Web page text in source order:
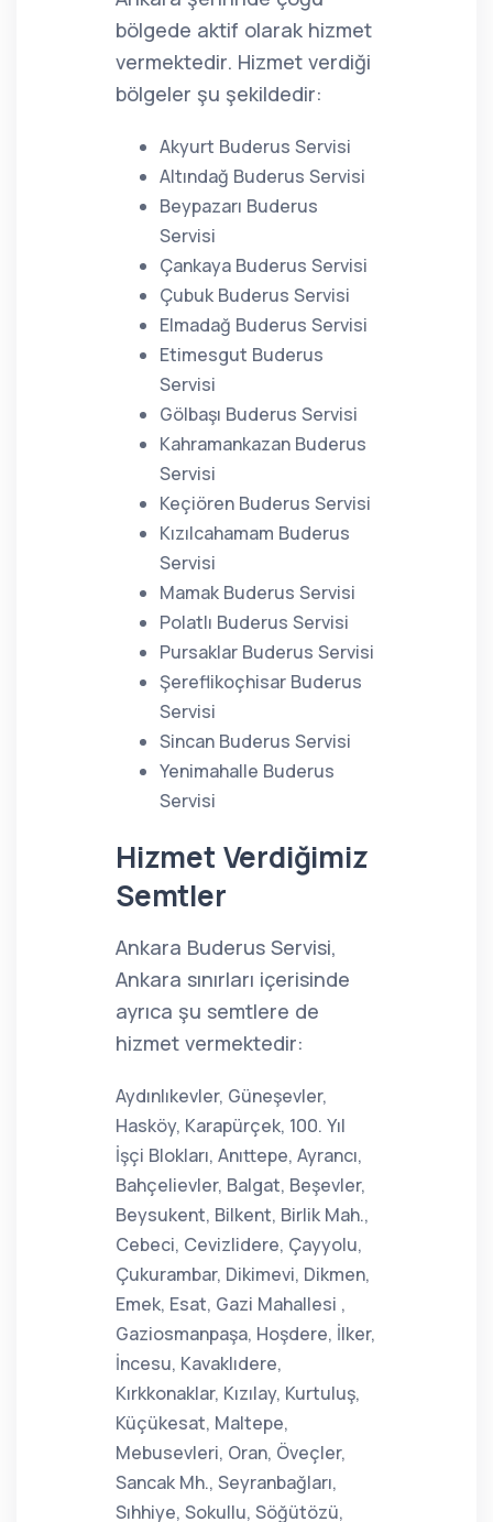
bölgede aktif olarak hizmet
vermektedir. Hizmet verdiği
bölgeler şu şekildedir:
Akyurt Buderus Servisi
Altındağ Buderus Servisi
Beypazarı Buderus
Servisi
Çankaya Buderus Servisi
Çubuk Buderus Servisi
Elmadağ Buderus Servisi
Etimesgut Buderus
Servisi
Gölbaşı Buderus Servisi
Kahramankazan Buderus
Servisi
Keçiören Buderus Servisi
Kızılcahamam Buderus
Servisi
Mamak Buderus Servisi
Polatlı Buderus Servisi
Pursaklar Buderus Servisi
Şereflikoçhisar Buderus
Servisi
Sincan Buderus Servisi
Yenimahalle Buderus
Servisi
Hizmet Verdiğimiz
Semtler
Ankara Buderus Servisi,
Ankara sınırları içerisinde
ayrıca şu semtlere de
hizmet vermektedir:
Aydınlıkevler, Güneşevler,
Hasköy, Karapürçek, 100. Yıl
İşçi Blokları, Anıttepe, Ayrancı,
Bahçelievler, Balgat, Beşevler,
Beysukent, Bilkent, Birlik Mah.,
Cebeci, Cevizlidere, Çayyolu,
Çukurambar, Dikimevi, Dikmen,
Emek, Esat, Gazi Mahallesi ,
Gaziosmanpaşa, Hoşdere, İlker,
İncesu, Kavaklıdere,
Kırkkonaklar, Kızılay, Kurtuluş,
Küçükesat, Maltepe,
Mebusevleri, Oran, Öveçler,
Sancak Mh., Seyranbağları,
Sıhhiye, Sokullu, Söğütözü,